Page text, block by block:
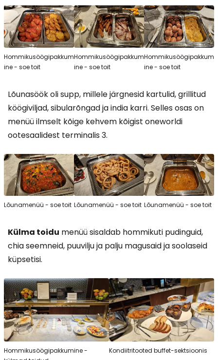
Hommikusöögipakkum
ine - soe toit
Hommikusöögipakkum
ine - soe toit
Hommikusöögipakkum
ine - soe toit
Lõunasöök oli supp, millele järgnesid kartulid, grillitud
köögiviljad, sibularõngad ja india karri. Selles osas on
menüü ilmselt kõige kehvem kõigist oneworldi
ootesaalidest terminalis 3.
Lõunamenüü - soe toit Lõunamenüü - soe toit Lõunamenüü - soe toit
Külma toidu menüü sisaldab hommikuti pudinguid,
chia seemneid, puuvilju ja palju magusaid ja soolaseid
küpsetisi.
Hommikusöögipakkumine -
Kondiitritooted buffet-sektsioonis